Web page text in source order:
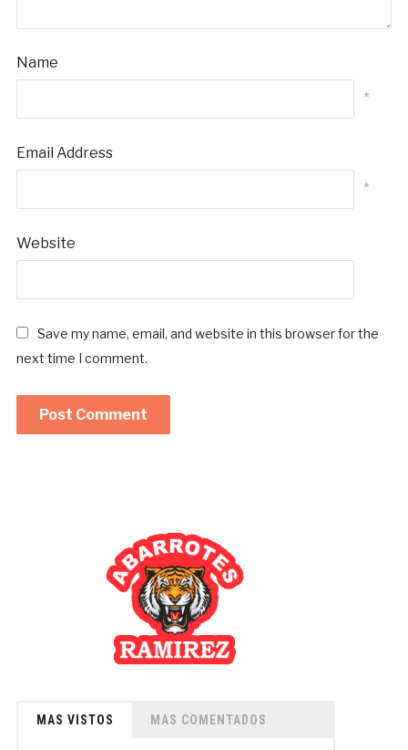
Name
*
Email Address
*
Website
Save my name, email, and website in this browser for the
next time I comment.
MAS VISTOS MAS COMENTADOS